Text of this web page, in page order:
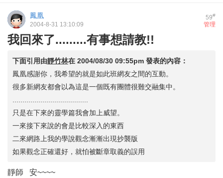
59#
鳳凰
管理
2004-8-31 13:10:09
我回來了.........有事想請教!!
下面引用由靜竹林在 2004/08/30 09:55pm 發表的內容：
鳳凰感謝你，我希望的就是如此班網友之間的互動。
很多新網友都會以為這是一個既有團體很難交融集中。
只是在下來的靈學篇我會加上威望。
一來接下來說的會是比較深入的東西
二來網路上我的學說觀念漸漸出現抄襲版
如果觀念正確還好，就怕被斷章取義的誤用
靜師 安~~~~